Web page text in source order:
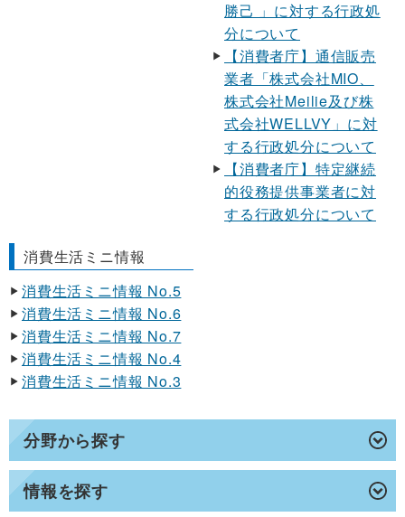
分野から探す
情報を探す
勝己 」に対する行政処
分について
【消費者庁】通信販売
業者「株式会社MIO、
株式会社Meilie及び株
式会社WELLVY」に対
する行政処分について
【消費者庁】特定継続
的役務提供事業者に対
する行政処分について
消費生活ミニ情報
消費生活ミニ情報 No.5
消費生活ミニ情報 No.6
消費生活ミニ情報 No.7
消費生活ミニ情報 No.4
消費生活ミニ情報 No.3